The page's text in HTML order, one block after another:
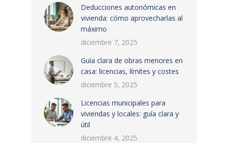
Deducciones autonómicas en
vivienda: cómo aprovecharlas al
máximo
diciembre 7, 2025
Guía clara de obras menores en
casa: licencias, límites y costes
diciembre 5, 2025
Licencias municipales para
viviendas y locales: guía clara y
útil
diciembre 4, 2025